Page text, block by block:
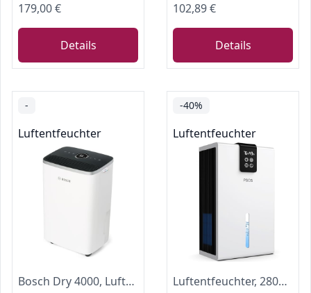
179,00 €
Details
102,89 €
Details
-
Luftentfeuchter
Bosch Dry 4000, Luftentfeuchter, Für Räume bis zu 33 m²
-40%
Luftentfeuchter
Luftentfeuchter, 2800ML Elektrischer Luftentfeuchter mit Ultra-Leise Automatischer Abschaltung, 7 Farben Licht Entfeuchter für Keller Badezimmer, Raumentfeuchter Dehumidifier für Schlafzimmer